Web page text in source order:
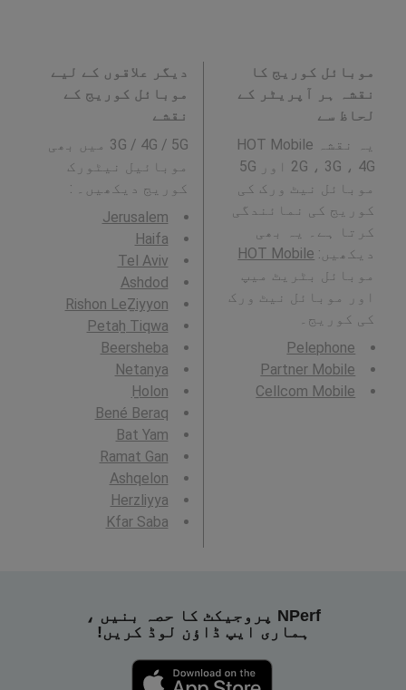
موبائل کوریج کا
نقشہ ہر آپریٹر کے
لحاظ سے
یہ نقشہ HOT Mobile
2G ، 3G ، 4G اور 5G
موبائل نیٹ ورک کی
کوریج کی نمائندگی
کرتا ہے۔ یہ بھی
دیکھیں: HOT Mobile
موبائل بٹریٹ میپ
اور موبائل نیٹ ورک
کی کوریج۔
Pelephone
Partner Mobile
Cellcom Mobile
دیگر علاقوں کے لیے
موبائل کوریج کے
نقشے
3G / 4G / 5G میں بھی
موبائیل نیٹورک
کوریج دیکھیں۔ :
Jerusalem
Haifa
Tel Aviv
Ashdod
Rishon LeẔiyyon
Petaẖ Tiqwa
Beersheba
Netanya
H̱olon
Bené Beraq
Bat Yam
Ramat Gan
Ashqelon
Herzliyya
Kfar Saba
NPerf پروجیکٹ کا حصہ بنیں ،
ہماری ایپ ڈاؤن لوڈ کریں!